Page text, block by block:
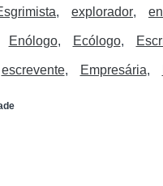
explorador
Enólogo Ecólogo
escrevente Empresária